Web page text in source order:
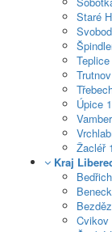
Staré
Trutnov
Úpice 1
Žacléř 1
Kraj
Bezděz
Cvikov